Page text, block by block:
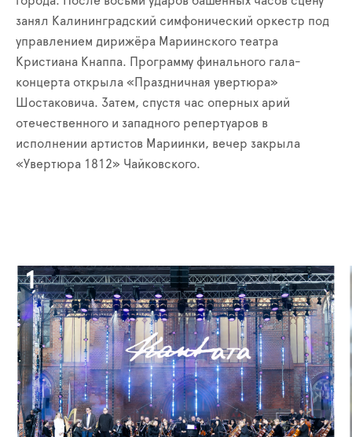
занял Калининградский симфонический оркестр под
управлением дирижёра Мариинского театра
Кристиана Кнаппа. Программу финального гала-
концерта открыла «Праздничная увертюра»
Шостаковича. Затем, спустя час оперных арий
отечественного и западного репертуаров в
исполнении артистов Мариинки, вечер закрыла
«Увертюра 1812» Чайковского.